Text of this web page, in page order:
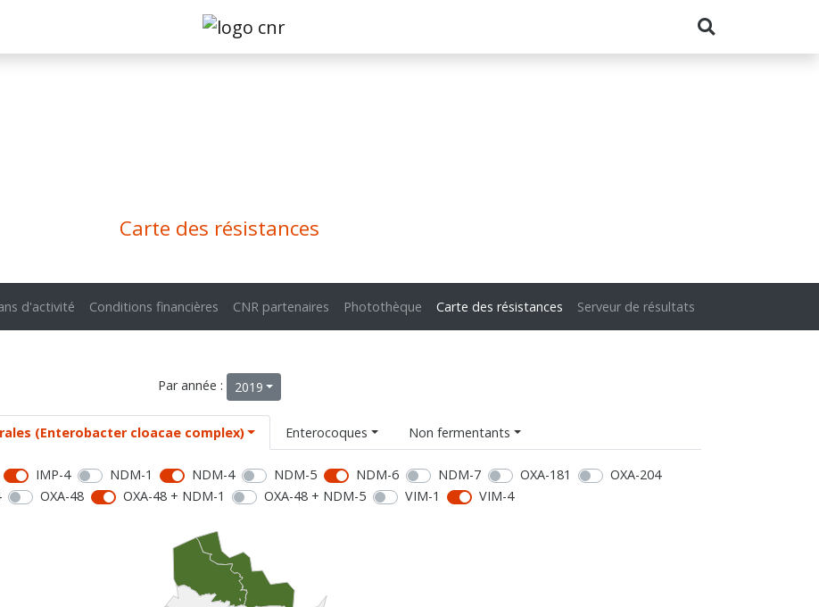
Carte des résistances
d'activité Conditions financières CNR partenaires Photothèque Carte des résistances Serveur de résultats
Par année : 2019
(Enterobacter cloacae complex) Enterocoques Non fermentants
IMP-4 NDM-1 NDM-4 NDM-5 NDM-6 NDM-7 OXA-181
OXA-204
OXA-48 OXA-48 + NDM-1 OXA-48 + NDM-5 VIM-1 VIM-4